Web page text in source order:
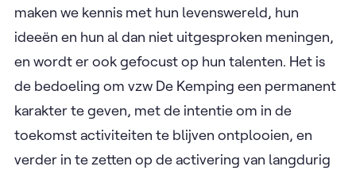
maken we kennis met hun levenswereld, hun
ideeën en hun al dan niet uitgesproken meningen,
en wordt er ook gefocust op hun talenten. Het is
de bedoeling om vzw De Kemping een permanent
karakter te geven, met de intentie om in de
toekomst activiteiten te blijven ontplooien, en
verder in te zetten op de activering van langdurig